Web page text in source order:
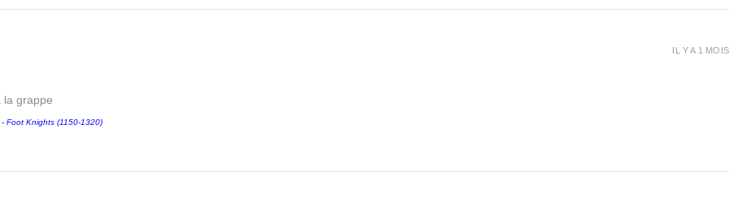
la grappe
Foot Knights (1150-1320)
IL Y A 1 MOIS